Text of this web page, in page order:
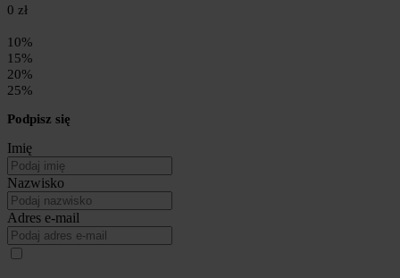
0 zł
10%
15%
20%
25%
Podpisz się
Imię
Nazwisko
Adres e-mail